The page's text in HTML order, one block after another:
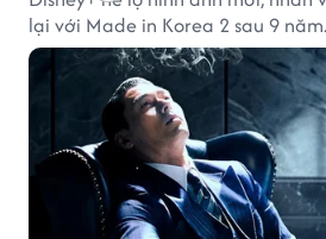
lại với Made in Korea 2 sau 9 năm.